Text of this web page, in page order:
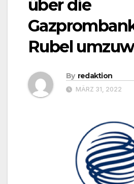
über die
Rubel
By redaktion
MÄRZ 31, 2022